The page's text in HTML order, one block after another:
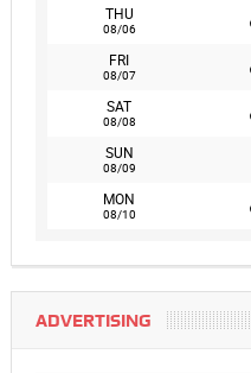
THU
08/06
FRI
08/07
SAT
08/08
SUN
08/09
MON
08/10
ADVERTISING